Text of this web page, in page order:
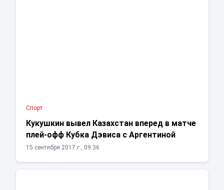
Спорт
Кукушкин вывел Казахстан вперед в матче
плей-офф Кубка Дэвиса с Аргентиной
15 сентября 2017 г., 09:36